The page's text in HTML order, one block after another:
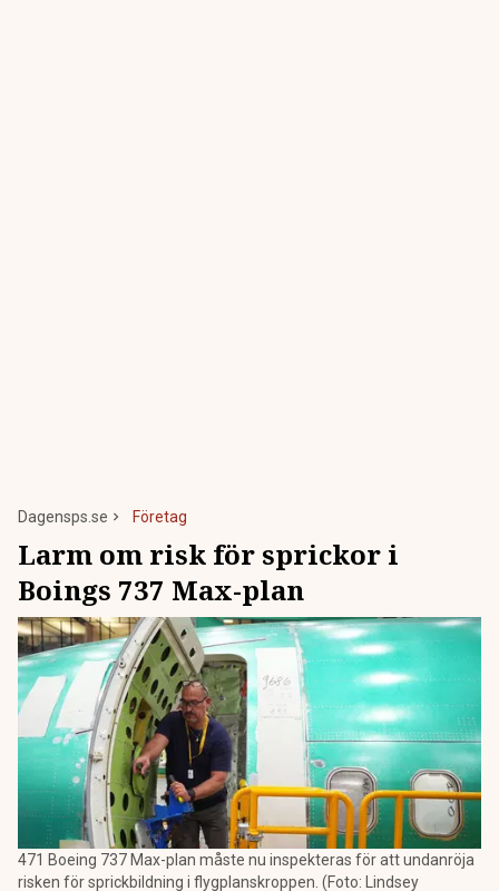
Dagensps.se Företag
Larm om risk för sprickor i
Boings 737 Max-plan
471 Boeing 737 Max-plan måste nu inspekteras för att undanröja
risken för sprickbildning i flygplanskroppen. (Foto: Lindsey